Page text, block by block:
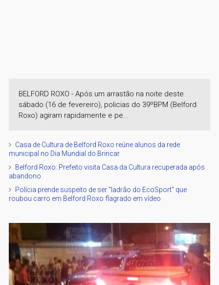
BELFORD ROXO - Após um arrastão na noite deste
sábado (16 de fevereiro), policias do 39ºBPM (Belford
Roxo) agiram rapidamente e pe...
Casa de Cultura de Belford Roxo reúne alunos da rede
municipal no Dia Mundial do Brincar
Belford Roxo: Prefeito visita Casa da Cultura recuperada após
abandono
Polícia prende suspeito de ser "ladrão do EcoSport" que
roubou carro em Belford Roxo flagrado em vídeo